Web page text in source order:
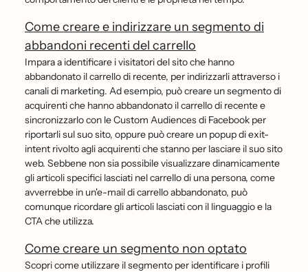
Come creare e indirizzare un segmento di
abbandoni recenti del carrello
Impara a identificare i visitatori del sito che hanno
abbandonato il carrello di recente, per indirizzarli attraverso i
canali di marketing. Ad esempio, può creare un segmento di
acquirenti che hanno abbandonato il carrello di recente e
sincronizzarlo con le Custom Audiences di Facebook per
riportarli sul suo sito, oppure può creare un popup di exit-
intent rivolto agli acquirenti che stanno per lasciare il suo sito
web. Sebbene non sia possibile visualizzare dinamicamente
gli articoli specifici lasciati nel carrello di una persona, come
avverrebbe in un'e-mail di carrello abbandonato, può
comunque ricordare gli articoli lasciati con il linguaggio e la
CTA che utilizza.
Come creare un segmento non optato
Scopri come utilizzare il segmento per identificare i profili